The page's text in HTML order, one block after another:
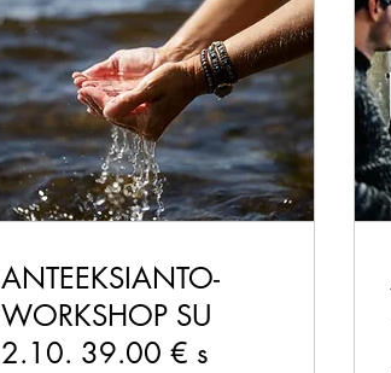
ANTEEKSIANTO-
WORKSHOP SU
2.10. 39.00 € s